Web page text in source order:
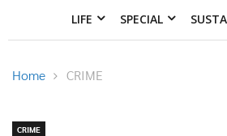
LIFE SPECIAL
Home CRIME
CRIME